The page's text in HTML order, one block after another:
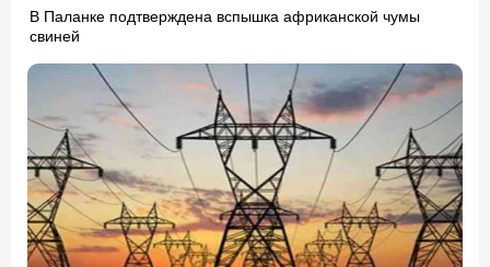
В Паланке подтверждена вспышка африканской чумы
свиней